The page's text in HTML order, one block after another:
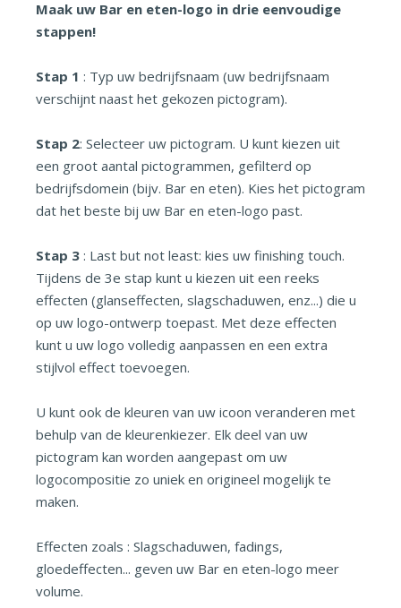
Maak uw Bar en eten-logo in drie eenvoudige
stappen!
Stap 1 : Typ uw bedrijfsnaam (uw bedrijfsnaam
verschijnt naast het gekozen pictogram).
Stap 2: Selecteer uw pictogram. U kunt kiezen uit
een groot aantal pictogrammen, gefilterd op
bedrijfsdomein (bijv. Bar en eten). Kies het pictogram
dat het beste bij uw Bar en eten-logo past.
Stap 3 : Last but not least: kies uw finishing touch.
Tijdens de 3e stap kunt u kiezen uit een reeks
effecten (glanseffecten, slagschaduwen, enz...) die u
op uw logo-ontwerp toepast. Met deze effecten
kunt u uw logo volledig aanpassen en een extra
stijlvol effect toevoegen.
U kunt ook de kleuren van uw icoon veranderen met
behulp van de kleurenkiezer. Elk deel van uw
pictogram kan worden aangepast om uw
logocompositie zo uniek en origineel mogelijk te
maken.
Effecten zoals : Slagschaduwen, fadings,
gloedeffecten... geven uw Bar en eten-logo meer
volume.